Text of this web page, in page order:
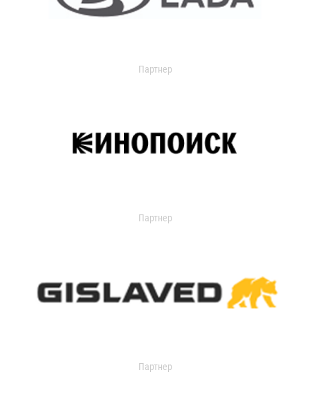
Партнер
Партнер
Партнер